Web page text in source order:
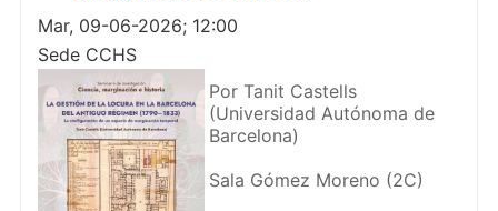
Mar, 09-06-2026; 12:00
Sede CCHS
Por Tanit Castells
(Universidad Autónoma de
Barcelona)
Sala Gómez Moreno (2C)